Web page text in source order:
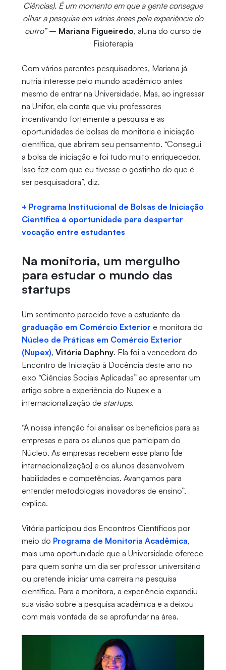
Ciências). É um momento em que a gente consegue
olhar a pesquisa em várias áreas pela experiência do
outro”– Mariana Figueiredo, aluna do curso de
Fisioterapia
Com vários parentes pesquisadores, Mariana já
nutria interesse pelo mundo acadêmico antes
mesmo de entrar na Universidade. Mas, ao ingressar
na Unifor, ela conta que viu professores
incentivando fortemente a pesquisa e as
oportunidades de bolsas de monitoria e iniciação
científica, que abriram seu pensamento. “Consegui
a bolsa de iniciação e foi tudo muito enriquecedor.
Isso fez com que eu tivesse o gostinho do que é
ser pesquisadora”, diz.
+ Programa Institucional de Bolsas de Iniciação
Científica é oportunidade para despertar
vocação entre estudantes
Na monitoria, um mergulho
para estudar o mundo das
startups
Um sentimento parecido teve a estudante da
graduação em Comércio Exterior e monitora do
Núcleo de Práticas em Comércio Exterior
(Nupex), Vitória Daphny. Ela foi a vencedora do
Encontro de Iniciação à Docência deste ano no
eixo “Ciências Sociais Aplicadas” ao apresentar um
artigo sobre a experiência do Nupex e a
internacionalização de startups.
“A nossa intenção foi analisar os benefícios para as
empresas e para os alunos que participam do
Núcleo. As empresas recebem esse plano [de
internacionalização] e os alunos desenvolvem
habilidades e competências. Avançamos para
entender metodologias inovadoras de ensino”,
explica.
Vitória participou dos Encontros Científicos por
meio do Programa de Monitoria Acadêmica,
mais uma oportunidade que a Universidade oferece
para quem sonha um dia ser professor universitário
ou pretende iniciar uma carreira na pesquisa
científica. Para a monitora, a experiência expandiu
sua visão sobre a pesquisa acadêmica e a deixou
com mais vontade de se aprofundar na área.